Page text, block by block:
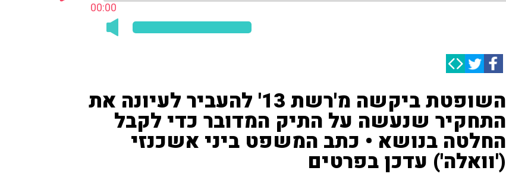
00:00
השופטת ביקשה מ'רשת 13' להעביר לעיונה את
התחקיר שנעשה על התיק המדובר כדי לקבל
החלטה בנושא • כתב המשפט ביני אשכנזי
('וואלה') עדכן בפרטים